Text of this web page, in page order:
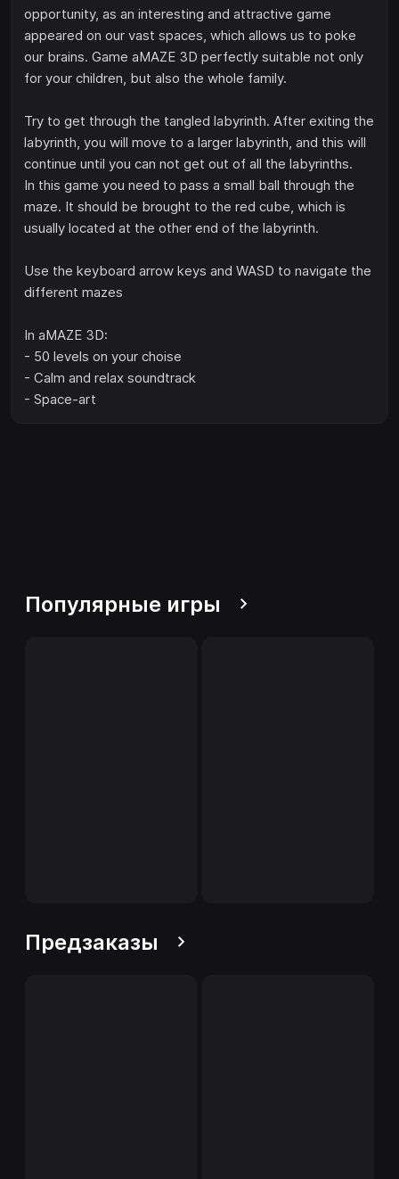
opportunity, as an interesting and attractive game
appeared on our vast spaces, which allows us to poke
our brains. Game aMAZE 3D perfectly suitable not only
for your children, but also the whole family.
Try to get through the tangled labyrinth. After exiting the
labyrinth, you will move to a larger labyrinth, and this will
continue until you can not get out of all the labyrinths.
In this game you need to pass a small ball through the
maze. It should be brought to the red cube, which is
usually located at the other end of the labyrinth.
Use the keyboard arrow keys and WASD to navigate the
different mazes
In aMAZE 3D:
- 50 levels on your choise
- Calm and relax soundtrack
- Space-art
Популярные игры
Предзаказы